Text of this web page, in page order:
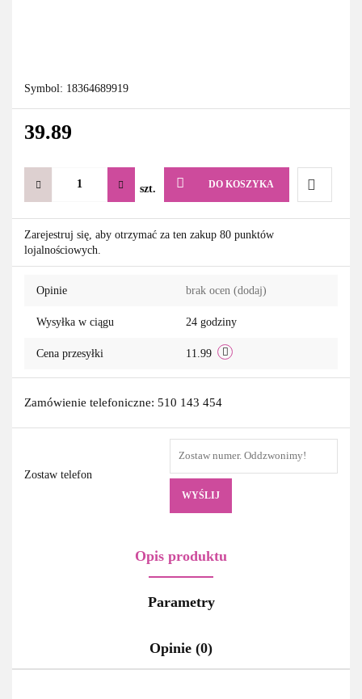
Symbol: 18364689919
39.89
szt. DO KOSZYKA
Do
Zarejestruj się, aby otrzymać za ten zakup 80 punktów
lojalnościowych.
Opinie brak ocen (dodaj)
Wysyłka w ciągu 24 godziny
Cena przesyłki 11.99
Zamówienie telefoniczne: 510 143 454
Zostaw telefon
WYŚLIJ
Opis produktu
Parametry
Opinie (0)